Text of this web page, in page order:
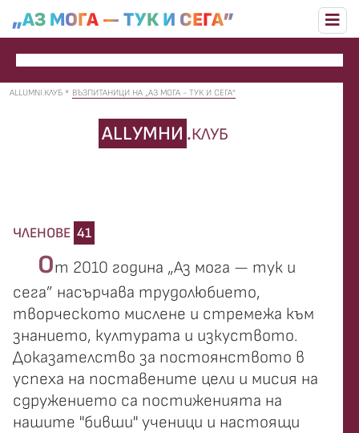
„АЗ МОГА — ТУК И СЕГА”
ALLUMNI.КЛУБ ВЪЗПИТАНИЦИ НА „АЗ МОГА - ТУК И СЕГА”
ALLУМНИ .КЛУБ
ЧЛЕНОВЕ 41
От 2010 година „Аз мога — тук и
сега” насърчава трудолюбието,
творческото мислене и стремежа към
знанието, културата и изкуството.
Доказателство за постоянството в
успеха на поставените цели и мисия на
сдружението са постиженията на
нашите "бивши" ученици и настоящи